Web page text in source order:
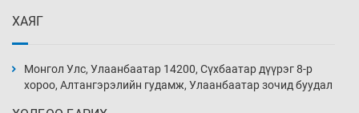
8 цаг 3 мин
ХАЯГ
Монгол Улс, Улаанбаатар 14200, Сүхбаатар дүүрэг 8-р
хороо, Алтангэрэлийн гудамж, Улаанбаатар зочид буудал